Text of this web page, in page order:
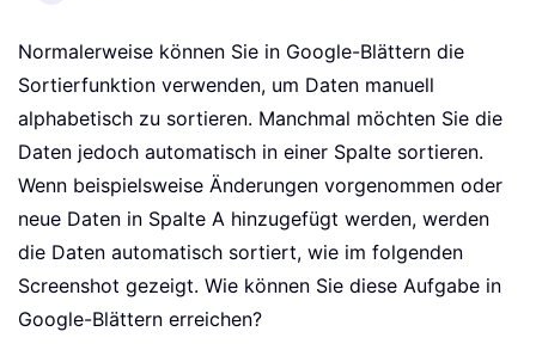
Normalerweise können Sie in Google-Blättern die
Sortierfunktion verwenden, um Daten manuell
alphabetisch zu sortieren. Manchmal möchten Sie die
Daten jedoch automatisch in einer Spalte sortieren.
Wenn beispielsweise Änderungen vorgenommen oder
neue Daten in Spalte A hinzugefügt werden, werden
die Daten automatisch sortiert, wie im folgenden
Screenshot gezeigt. Wie können Sie diese Aufgabe in
Google-Blättern erreichen?